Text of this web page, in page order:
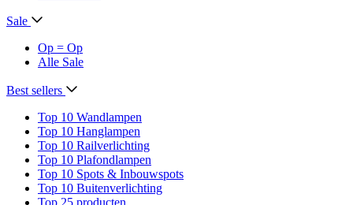
Sale
Op = Op
Alle Sale
Best sellers
Top 10 Wandlampen
Top 10 Hanglampen
Top 10 Railverlichting
Top 10 Plafondlampen
Top 10 Spots & Inbouwspots
Top 10 Buitenverlichting
Top 25 producten